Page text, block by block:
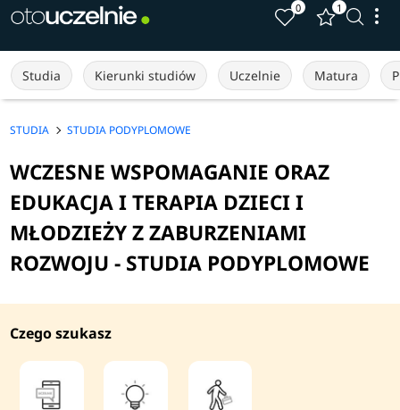
0 1
Studia Kierunki studiów Uczelnie Matura
STUDIA STUDIA PODYPLOMOWE
WCZESNE WSPOMAGANIE ORAZ
EDUKACJA I TERAPIA DZIECI I
MŁODZIEŻY Z ZABURZENIAMI
ROZWOJU - STUDIA PODYPLOMOWE
Czego szukasz